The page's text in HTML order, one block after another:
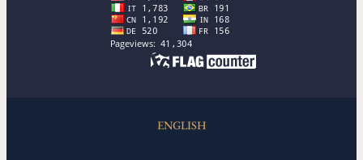
ENGLISH